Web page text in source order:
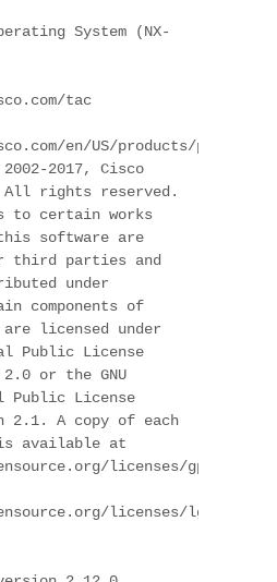
System (NX-
tac
en/US/products/ps9372/
2017, Cisco
All rights reserved.
to certain works
software are
third parties and
under
components of
licensed under
Public License
or the GNU
Public License
2.1. A copy of each
available at
licenses/gpl-
licenses/lgpl-